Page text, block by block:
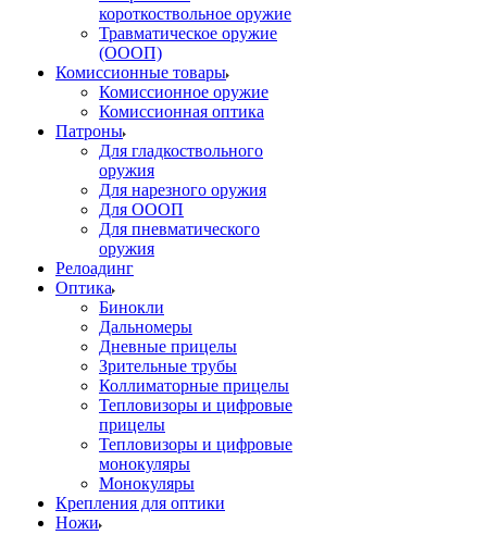
короткоствольное оружие
Травматическое оружие
(ОООП)
Комиссионные товары
Комиссионное оружие
Комиссионная оптика
Патроны
Для гладкоствольного
оружия
Для нарезного оружия
Для ОООП
Для пневматического
оружия
Релоадинг
Оптика
Бинокли
Дальномеры
Дневные прицелы
Зрительные трубы
Коллиматорные прицелы
Тепловизоры и цифровые
прицелы
Тепловизоры и цифровые
монокуляры
Монокуляры
Крепления для оптики
Ножи